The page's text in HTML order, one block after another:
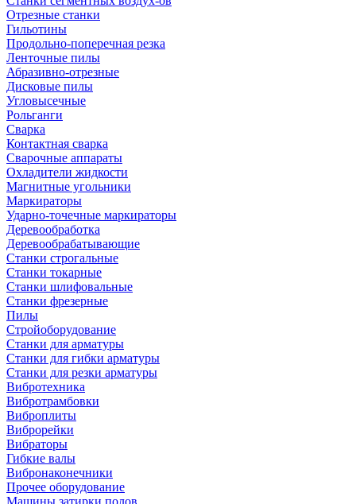
Отрезные станки
Гильотины
Продольно-поперечная резка
Ленточные пилы
Абразивно-отрезные
Дисковые пилы
Угловысечные
Рольганги
Сварка
Контактная сварка
Сварочные аппараты
Охладители жидкости
Магнитные угольники
Маркираторы
Ударно-точечные маркираторы
Деревообработка
Деревообрабатывающие
Станки строгальные
Станки токарные
Станки шлифовальные
Станки фрезерные
Пилы
Стройоборудование
Станки для арматуры
Станки для гибки арматуры
Станки для резки арматуры
Вибротехника
Вибротрамбовки
Виброплиты
Виброрейки
Вибраторы
Гибкие валы
Вибронаконечники
Прочее оборудование
Машины затирки полов